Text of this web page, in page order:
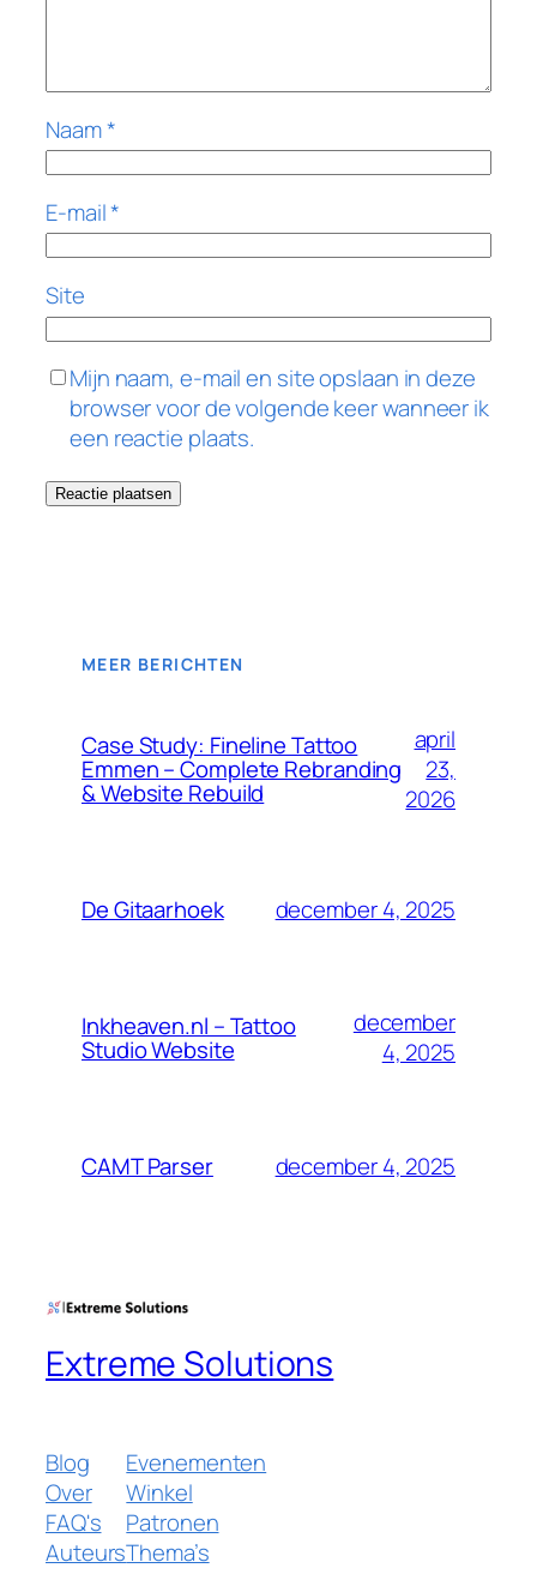
Naam*
E-mail*
Site
Mijn naam, e-mail en site opslaan in deze
browser voor de volgende keer wanneer ik
een reactie plaats.
MEER BERICHTEN
Case Study: Fineline Tattoo
Emmen – Complete Rebranding
& Website Rebuild
april
23,
2026
De Gitaarhoek december 4, 2025
Inkheaven.nl – Tattoo
Studio Website
december
4, 2025
CAMT Parser december 4, 2025
Extreme Solutions
Blog
Over
FAQ's
Auteurs
Evenementen
Winkel
Patronen
Thema’s